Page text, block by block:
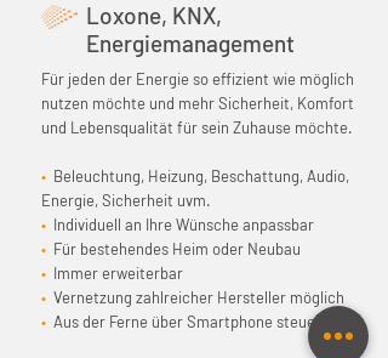
Loxone, KNX,
Energiemanagement
Für jeden der Energie so effizient wie möglich
nutzen möchte und mehr Sicherheit, Komfort
und Lebensqualität für sein Zuhause möchte.
• Beleuchtung, Heizung, Beschattung, Audio,
Energie, Sicherheit uvm.
• Individuell an Ihre Wünsche anpassbar
• Für bestehendes Heim oder Neubau
• Immer erweiterbar
• Vernetzung zahlreicher Hersteller möglich
• Aus der Ferne über Smartphone steuerbar